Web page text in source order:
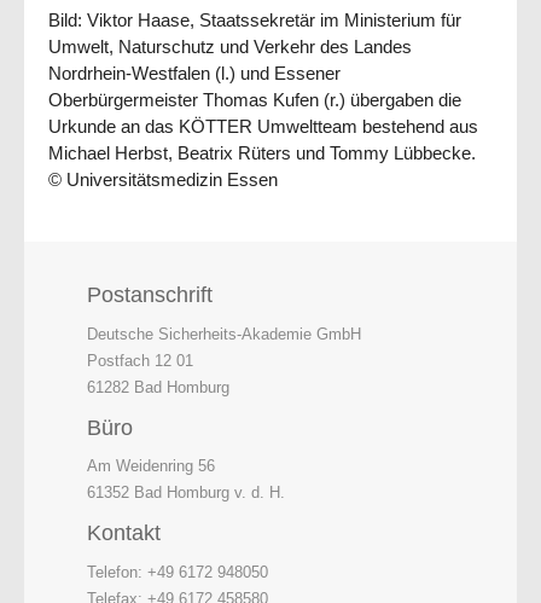
Bild: Viktor Haase, Staatssekretär im Ministerium für
Umwelt, Naturschutz und Verkehr des Landes
Nordrhein-Westfalen (l.) und Essener
Oberbürgermeister Thomas Kufen (r.) übergaben die
Urkunde an das KÖTTER Umweltteam bestehend aus
Michael Herbst, Beatrix Rüters und Tommy Lübbecke.
© Universitätsmedizin Essen
Postanschrift
Deutsche Sicherheits-Akademie GmbH
Postfach 12 01
61282 Bad Homburg
Büro
Am Weidenring 56
61352 Bad Homburg v. d. H.
Kontakt
Telefon: +49 6172 948050
Telefax: +49 6172 458580